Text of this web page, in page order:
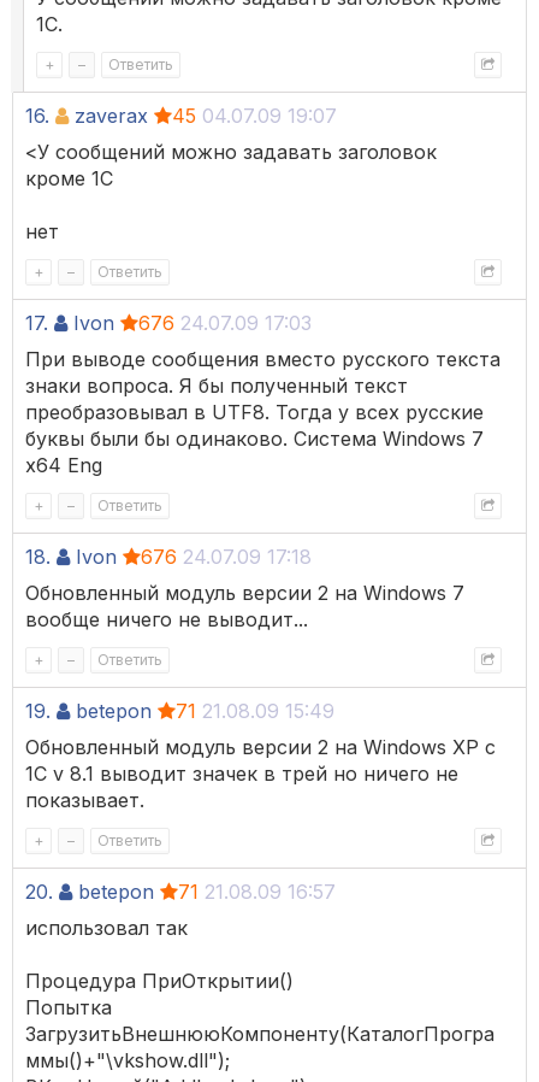
1С.
+ – Ответить
16. zaverax 45 04.07.09 19:07
<У сообщений можно задавать заголовок
кроме 1С
нет
+ – Ответить
17. Ivon 676 24.07.09 17:03
При выводе сообщения вместо русского текста
знаки вопроса. Я бы полученный текст
преобразовывал в UTF8. Тогда у всех русские
буквы были бы одинаково. Система Windows 7
x64 Eng
+ – Ответить
18. Ivon 676 24.07.09 17:18
Обновленный модуль версии 2 на Windows 7
вообще ничего не выводит...
+ – Ответить
19. betepon 71 21.08.09 15:49
Обновленный модуль версии 2 на Windows XP c
1C v 8.1 выводит значек в трей но ничего не
показывает.
+ – Ответить
20. betepon 71 21.08.09 16:57
использовал так
Процедура ПриОткрытии()
Попытка
ЗагрузитьВнешнююКомпоненту(КаталогПрогра
ммы()+"\vkshow.dll");